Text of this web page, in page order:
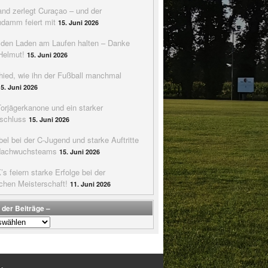
zerlegt Curaçao – und der
feiert mit 15. Juni 2026
Laden am Laufen halten – Danke
15. Juni 2026
wie ihn der Fußball manchmal
Juni 2026
und ein starker
15. Juni 2026
bei der C-Jugend und starke Auftritte
15. Juni 2026
feiern starke Erfolge bei der
Meisterschaft! 11. Juni 2026
Beiträge –